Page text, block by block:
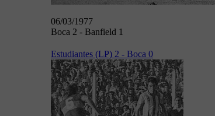
06/03/1977
Boca 2 - Banfield 1
Estudiantes (LP) 2 - Boca 0